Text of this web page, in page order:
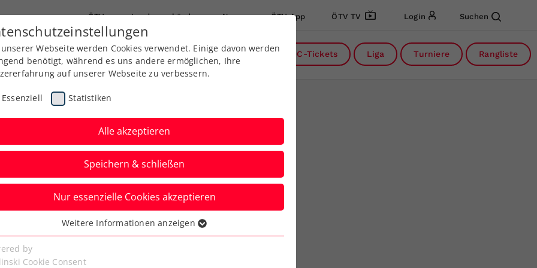
ÖTV Landesverbände News ÖTV App ÖTV TV Login Suchen
Ausbildung Services Über uns DC-Tickets Liga Turniere Rangliste
noch Gänsehaut,
rede“
Webseite werden Cookies verwendet. Einige davon werden
benötigt, während es uns andere ermöglichen, Ihre
auf unserer Webseite zu verbessern.
Essenziell Statistiken
Alle akzeptieren
Speichern & schließen
Nur essenzielle Cookies akzeptieren
Cookies werden für grundlegende Funktionen der
benötigt. Dadurch ist gewährleistet, dass die Webseite
Weitere Informationen anzeigen
by
Cookie Consent